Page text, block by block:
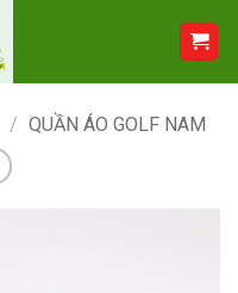
/ QUẦN ÁO GOLF NAM